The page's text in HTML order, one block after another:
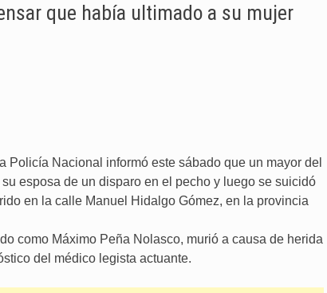
que había ultimado a su mujer
Policía Nacional informó este sábado que un mayor del
esposa de un disparo en el pecho y luego se suicidó
en la calle Manuel Hidalgo Gómez, en la provincia
como Máximo Peña Nolasco, murió a causa de herida
del médico legista actuante.